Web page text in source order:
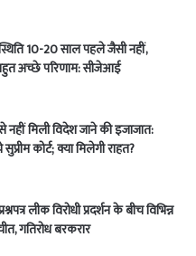
10-20 साल पहले जैसी नहीं,
बहुत अच्छे परिणाम: सीजेआई
नहीं मिली विदेश जाने की इजाजात:
कोर्ट; क्या मिलेगी राहत?
लीक विरोधी प्रदर्शन के बीच विभिन्न
गतिरोध बरकरार